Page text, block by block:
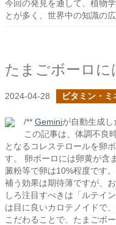
今回の発見を通して、植物
とが多く、世界中の知識の
2024-04-28 ビタミン・ミ
/** Geminiが自動生成し
この記事は、体調不良
となるコレステロールを卵
す。 卵ボーロには卵黄が含
澱粉等で卵は10%程度です
補う効果は期待薄ですが、
しろ注目すべきは「ルテイ
は目に良いカロテノイドで
こだわることで、たまごボ